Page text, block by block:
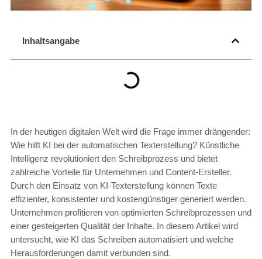
Inhaltsangabe
In der heutigen digitalen Welt wird die Frage immer drängender:
Wie hilft KI bei der automatischen Texterstellung? Künstliche
Intelligenz revolutioniert den Schreibprozess und bietet
zahlreiche Vorteile für Unternehmen und Content-Ersteller.
Durch den Einsatz von KI-Texterstellung können Texte
effizienter, konsistenter und kostengünstiger generiert werden.
Unternehmen profitieren von optimierten Schreibprozessen und
einer gesteigerten Qualität der Inhalte. In diesem Artikel wird
untersucht, wie KI das Schreiben automatisiert und welche
Herausforderungen damit verbunden sind.